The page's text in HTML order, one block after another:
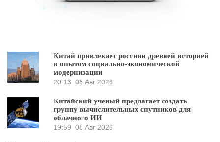
Китай привлекает россиян древней историей
и опытом социально-экономической
модернизации
20:13 08 Авг 2026
Китайский ученый предлагает создать
группу вычислительных спутников для
облачного ИИ
19:59 08 Авг 2026